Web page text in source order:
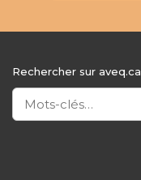
Rechercher sur aveq.ca